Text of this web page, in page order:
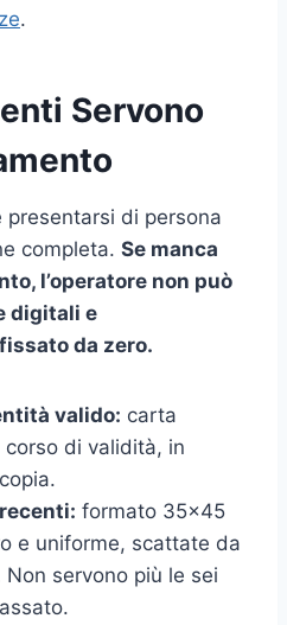
.
Servono
di persona
completa. Se manca
l’operatore non può
digitali e
da zero.
valido: carta
corso di validità, in
formato 35×45
e uniforme, scattate da
servono più le sei